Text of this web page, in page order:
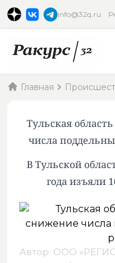
info@32q.ru
Главная
Тульская
числа
В Тульской
года изъяли
Автор: ООО